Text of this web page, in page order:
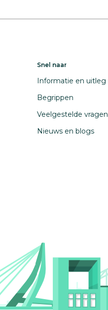
Snel naar
Informatie en uitleg
Begrippen
Veelgestelde vragen
Nieuws en blogs